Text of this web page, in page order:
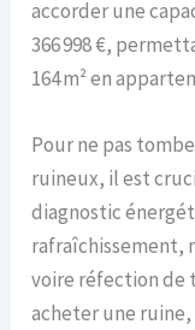
accorder une
366 998 €,
164 m² en
Pour ne pas
ruineux, il est
diagnostic
rafraîchissement,
voire réfection de
acheter une